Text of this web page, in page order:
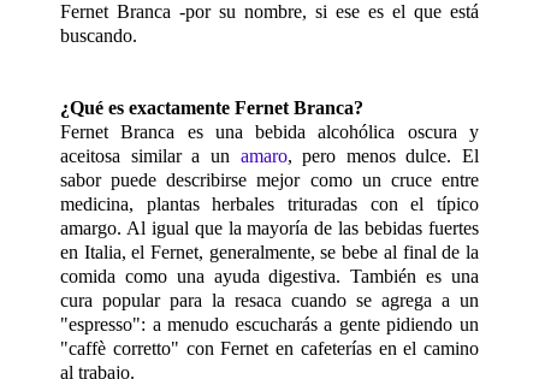
Fernet Branca -por su nombre, si ese es el que está
buscando.
¿Qué es exactamente Fernet Branca?
Fernet Branca es una bebida alcohólica oscura y
aceitosa similar a un amaro, pero menos dulce. El
sabor puede describirse mejor como un cruce entre
medicina, plantas herbales trituradas con el típico
amargo. Al igual que la mayoría de las bebidas fuertes
en Italia, el Fernet, generalmente, se bebe al final de la
comida como una ayuda digestiva. También es una
cura popular para la resaca cuando se agrega a un
"espresso": a menudo escucharás a gente pidiendo un
"caffè corretto" con Fernet en cafeterías en el camino
al trabajo.